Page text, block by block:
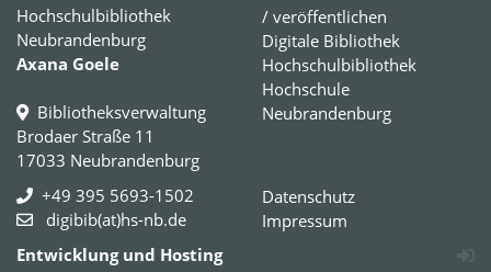
Hochschulbibliothek
Neubrandenburg
Axana Goele
Bibliotheksverwaltung
Brodaer Straße 11
17033 Neubrandenburg
+49 395 5693-1502
digibib(at)hs-nb.de
/ veröffentlichen
Digitale Bibliothek
Hochschulbibliothek
Hochschule
Neubrandenburg
Datenschutz
Impressum
Entwicklung und Hosting